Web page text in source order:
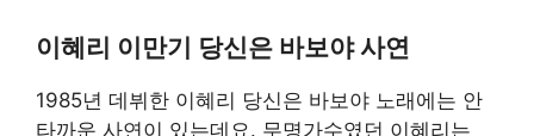
이혜리 이만기 당신은 바보야 사연
1985년 데뷔한 이혜리 당신은 바보야 노래에는 안
타까운 사연이 있는데요. 무명가수였던 이혜리는